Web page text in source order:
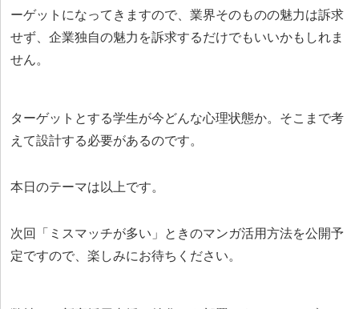
ーゲットになってきますので、業界そのものの魅力は訴求
せず、企業独自の魅力を訴求するだけでもいいかもしれま
せん。
ターゲットとする学生が今どんな心理状態か。そこまで考
えて設計する必要があるのです。
本日のテーマは以上です。
次回「ミスマッチが多い」ときのマンガ活用方法を公開予
定ですので、楽しみにお待ちください。